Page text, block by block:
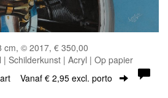
cm, © 2017, € 350,00
| Schilderkunst | Acryl | Op papier
Vanaf € 2,95 excl. porto